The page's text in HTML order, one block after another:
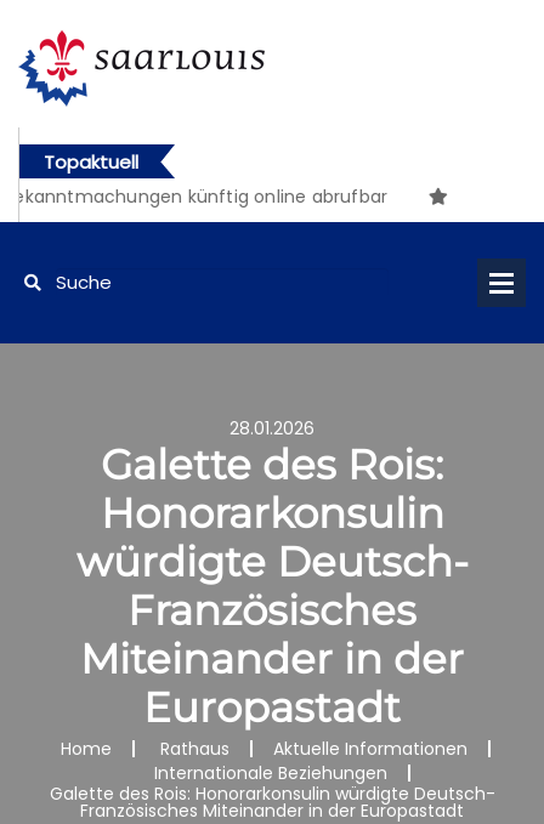
Topaktuell
künftig online abrufbar
28.01.2026
Galette des Rois:
Honorarkonsulin
würdigte Deutsch-
Französisches
Miteinander in der
Europastadt
Home Rathaus
Aktuelle Informationen
Internationale Beziehungen
Galette des Rois: Honorarkonsulin würdigte Deutsch-
Französisches Miteinander in der Europastadt